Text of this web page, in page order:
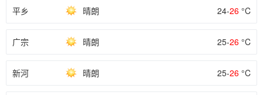
平乡 晴朗 24-26 °C
广宗 晴朗 25-26 °C
新河 晴朗 25-26 °C